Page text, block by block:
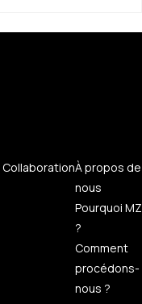
CollaborationÀ propos de
nous
Pourquoi MZ
?
Comment
procédons-
nous ?